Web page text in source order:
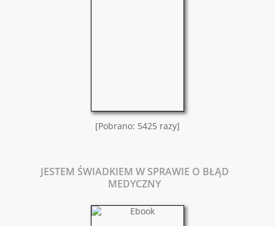
[Pobrano: 5425 razy]
JESTEM ŚWIADKIEM W SPRAWIE O BŁĄD
MEDYCZNY